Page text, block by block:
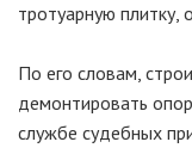
тротуарную плитку,
По его словам,
демонтировать
службе судебных